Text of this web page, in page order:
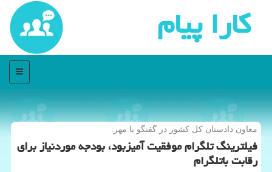
كارا پیام
منو
معاون دادستان كل كشور در گفتگو با مهر:
فیلترینگ تلگرام موفقیت آمیزبود، بودجه موردنیاز برای
رقابت باتلگرام